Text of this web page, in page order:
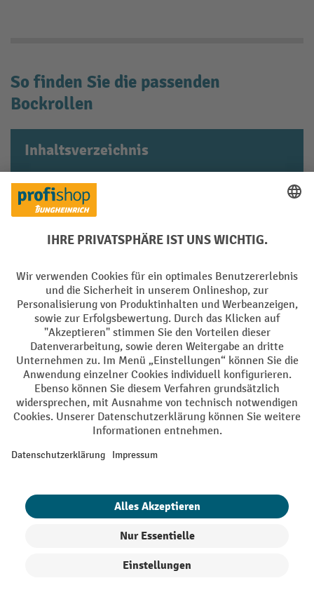
So finden Sie die passenden
Bockrollen
Inhaltsverzeichnis
Bockrollen mit ausreichender
Tragfähigkeit kaufen
Den Laufbelag passend zu den
Abmessungen der
Bockrollen berücksichtigen
Zusammengefasst: Darauf sollten Sie beim
Kauf von Bockrollen achten
Tragfähigkeit:Die Belastungsgrenze der
Gesamtlast und der Rollenanzahl. Bei uns wählen
Sie Modelle mit bis zu 1400 kg Tragkraft.
Laufeigenschaften, die Eignung für den jeweiligen
Arbeitsbereich und den Untergrund sowie die